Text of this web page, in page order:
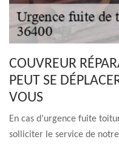
COUVREUR
PEUT SE
VOUS
En cas d’urgence fuite
solliciter le service de